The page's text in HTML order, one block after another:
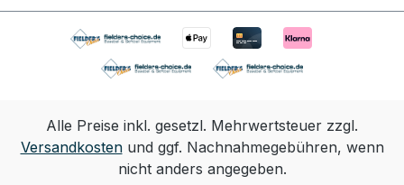
Alle Preise inkl. gesetzl. Mehrwertsteuer zzgl.
Versandkostenund ggf. Nachnahmegebühren, wenn
nicht anders angegeben.